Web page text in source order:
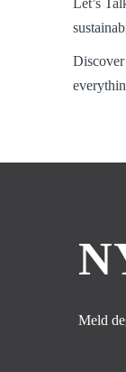
Let’s
Meld